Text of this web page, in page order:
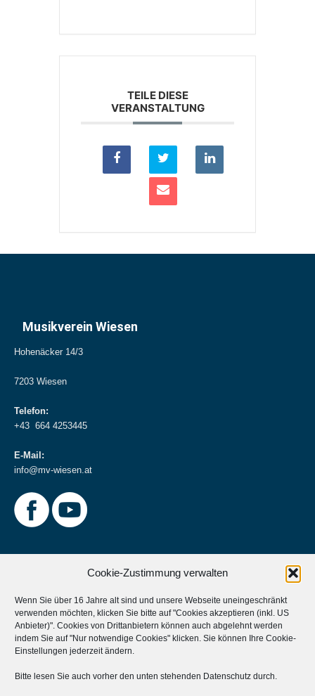
Cookie-Zustimmung verwalten
Wenn Sie über 16 Jahre alt sind und unsere Webseite uneingeschränkt
verwenden möchten, klicken Sie bitte auf "Cookies akzeptieren (inkl. US
Anbieter)". Cookies von Drittanbietern können auch abgelehnt werden
indem Sie auf "Nur notwendige Cookies" klicken. Sie können Ihre Cookie-
Einstellungen jederzeit ändern.
Bitte lesen Sie auch vorher den unten stehenden Datenschutz durch.
TEILE DIESE
VERANSTALTUNG
Musikverein Wiesen
Hohenäcker 14/3
7203 Wiesen
Telefon:
+43 664 4253445
E-Mail:
info@mv-wiesen.at
Weitere Informationen
Musikverein Unterstützen?